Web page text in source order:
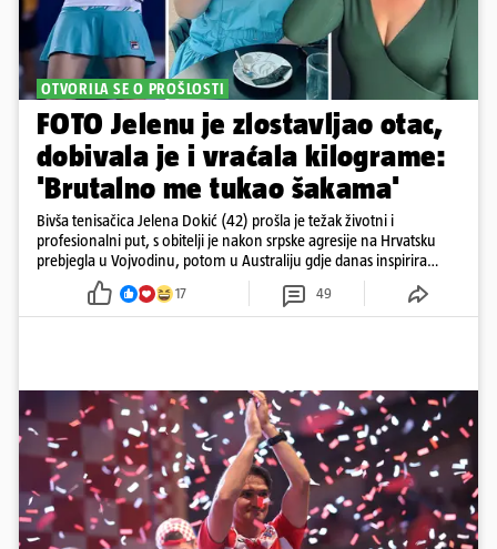
OTVORILA SE O PROŠLOSTI
FOTO Jelenu je zlostavljao otac,
dobivala je i vraćala kilograme:
'Brutalno me tukao šakama'
Bivša tenisačica Jelena Dokić (42) prošla je težak životni i
profesionalni put, s obitelji je nakon srpske agresije na Hrvatsku
prebjegla u Vojvodinu, potom u Australiju gdje danas inspirira
17 49